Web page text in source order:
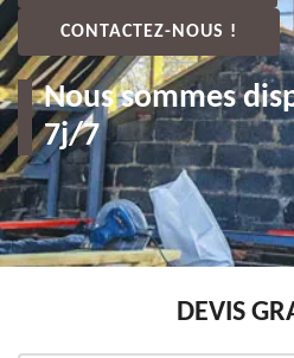
CONTACTEZ-NOUS !
Nous sommes
7j/7
DEVIS